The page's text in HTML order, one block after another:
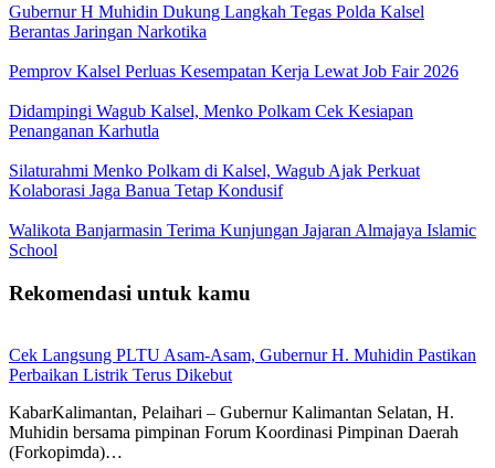
Gubernur H Muhidin Dukung Langkah Tegas Polda Kalsel
Berantas Jaringan Narkotika
Pemprov Kalsel Perluas Kesempatan Kerja Lewat Job Fair 2026
Didampingi Wagub Kalsel, Menko Polkam Cek Kesiapan
Penanganan Karhutla
Silaturahmi Menko Polkam di Kalsel, Wagub Ajak Perkuat
Kolaborasi Jaga Banua Tetap Kondusif
Walikota Banjarmasin Terima Kunjungan Jajaran Almajaya Islamic
School
Rekomendasi untuk kamu
Cek Langsung PLTU Asam-Asam, Gubernur H. Muhidin Pastikan
Perbaikan Listrik Terus Dikebut
KabarKalimantan, Pelaihari – Gubernur Kalimantan Selatan, H.
Muhidin bersama pimpinan Forum Koordinasi Pimpinan Daerah
(Forkopimda)…